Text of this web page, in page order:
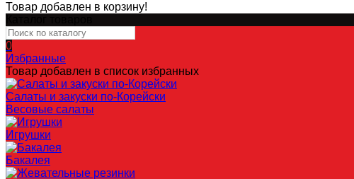
Товар добавлен в корзину!
0
Избранные
Товар добавлен в список избранных
Салаты и закуски по-Корейски
Весовые салаты
Игрушки
Бакалея